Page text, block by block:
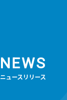
NEWS
ニュースリリース